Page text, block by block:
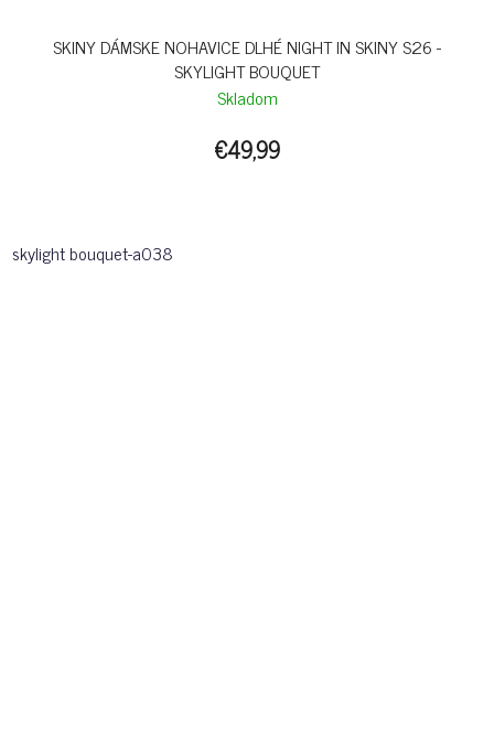
SKINY DÁMSKE NOHAVICE DLHÉ NIGHT IN SKINY S26 -
SKYLIGHT BOUQUET
Skladom
€49,99
skylight bouquet-a038